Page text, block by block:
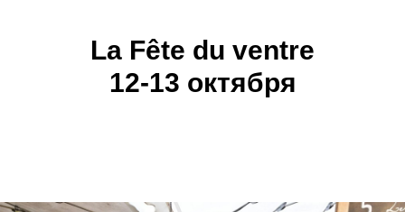
La Fête du ventre
12-13 октября